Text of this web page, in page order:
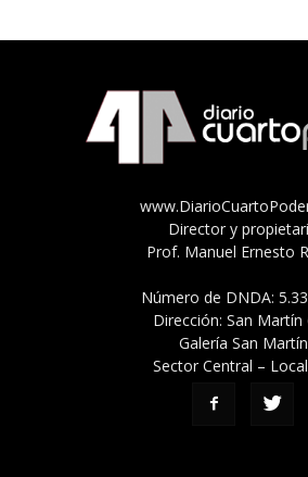
Director y
Prof. Manuel Ernesto
Número de DNDA:
Dirección: San Martín
Galería San Martín
Sector Central –